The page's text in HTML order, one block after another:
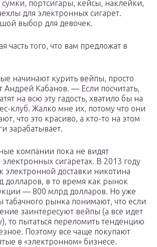
сумки, портсигары, кейсы, наклейки,
для электронных сигарет.
выбор для девочек.
часть того, что вам предложат в
начинают курить вейпы, просто
Андрей Кабанов. — Если посчитать,
на всю эту гадость, хватило бы на
клуб. Жалко мне их, потому что они
что это красиво, а кто-то на этом
зарабатывает.
компании пока не видят
сигаретах. В 2013 году
доставки никотина
долларов, в то время как рынок
— 800 млрд долларов. Но уже
табачного рынка понимают, что если
заинтересуют вейпы (а все идет
то пытаться переломить тенденцию
Поэтому все чаще покупают
в «электронном» бизнесе.